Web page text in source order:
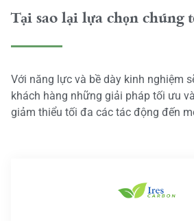
Tại sao lại lựa chọn chúng
Với năng lực và bề dày kinh nghiệm
khách hàng những giải pháp tối ưu
giảm thiểu tối đa các tác động đến